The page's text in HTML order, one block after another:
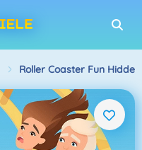
Roller Coaster Fun Hidden